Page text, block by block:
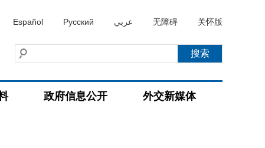
Español Русский عربي 无障碍 关怀版
政府信息公开 外交新媒体